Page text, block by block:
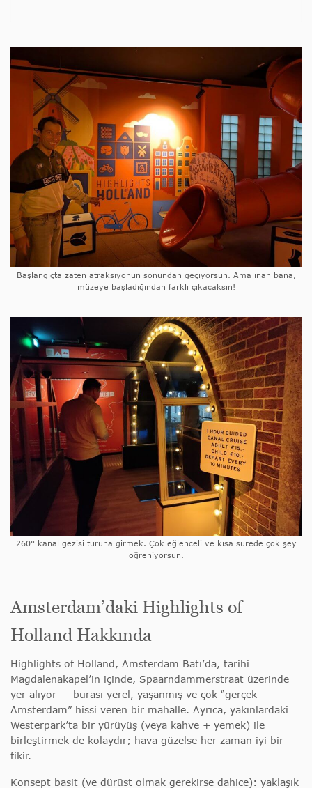
Başlangıçta zaten atraksiyonun sonundan geçiyorsun. Ama inan bana,
müzeye başladığından farklı çıkacaksın!
260° kanal gezisi turuna girmek. Çok eğlenceli ve kısa sürede çok şey
öğreniyorsun.
Amsterdam’daki Highlights of
Holland Hakkında
Highlights of Holland, Amsterdam Batı’da, tarihi
Magdalenakapel’in içinde, Spaarndammerstraat üzerinde
yer alıyor — burası yerel, yaşanmış ve çok “gerçek
Amsterdam” hissi veren bir mahalle. Ayrıca, yakınlardaki
Westerpark’ta bir yürüyüş (veya kahve + yemek) ile
birleştirmek de kolaydır; hava güzelse her zaman iyi bir
fikir.
Konsept basit (ve dürüst olmak gerekirse dahice): yaklaşık